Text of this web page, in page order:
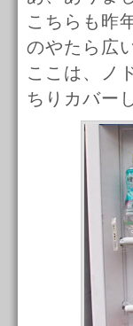
こちらも昨
のやたら広
ここは、ノ
ちりカバー